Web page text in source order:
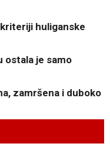
kriteriji huliganske
ostala je samo
zamršena i duboko